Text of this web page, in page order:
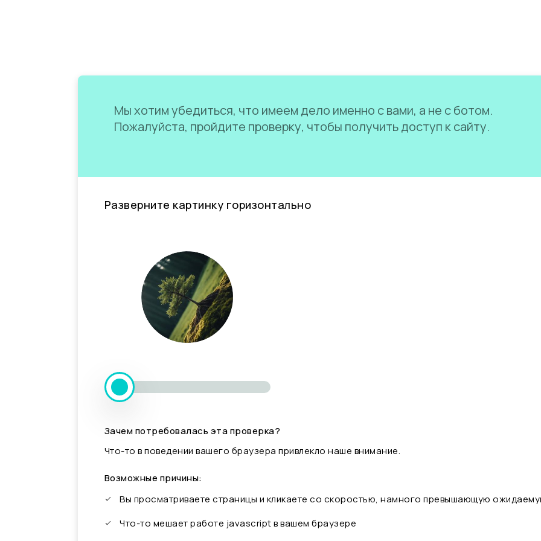
Мы хотим убедиться, что имеем дело именно с вами, а не с ботом.
Пожалуйста, пройдите проверку, чтобы получить доступ к сайту.
Разверните картинку горизонтально
Зачем потребовалась эта проверка?
Что-то в поведении вашего браузера привлекло наше внимание.
Возможные причины:
Вы просматриваете страницы и кликаете со скоростью, намного превышающую
Что-то мешает работе javascript в вашем браузере